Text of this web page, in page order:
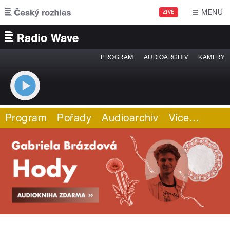
Přejít k hlavnímu obsahu
ŽIVĚ MENU
PROGRAM AUDIOARCHIV KAMERY
Program Pořady Audioarchiv Více…